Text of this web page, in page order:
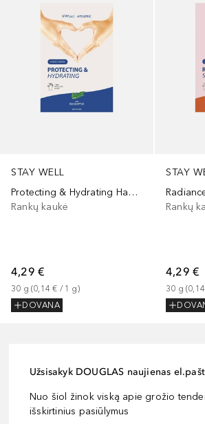
STAY WELL
Protecting & Hydrating Hand Mask Eucalyptus
Rankų kaukė
4,29 €
30 g (0,14 € / 1 g)
DOVANA
STAY
Rankų
4,29 €
30 g (0,14
Užsisakyk DOUGLAS naujienas
Nuo šiol žinok viską apie grožio
išskirtinius pasiūlymus